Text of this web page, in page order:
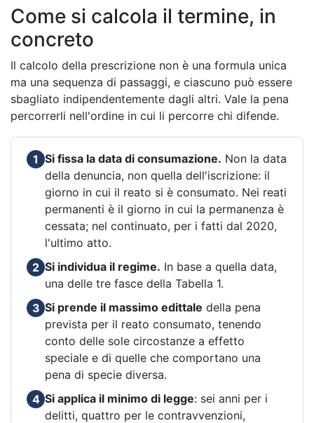
Come si calcola il termine, in
concreto
Il calcolo della prescrizione non è una formula unica
ma una sequenza di passaggi, e ciascuno può essere
sbagliato indipendentemente dagli altri. Vale la pena
percorrerli nell'ordine in cui li percorre chi difende.
1 Si fissa la data di consumazione. Non la data
della denuncia, non quella dell'iscrizione: il
giorno in cui il reato si è consumato. Nei reati
permanenti è il giorno in cui la permanenza è
cessata; nel continuato, per i fatti dal 2020,
l'ultimo atto.
2 Si individua il regime. In base a quella data,
una delle tre fasce della Tabella 1.
3 Si prende il massimo edittale della pena
prevista per il reato consumato, tenendo
conto delle sole circostanze a effetto
speciale e di quelle che comportano una
pena di specie diversa.
4 Si applica il minimo di legge: sei anni per i
delitti, quattro per le contravvenzioni,